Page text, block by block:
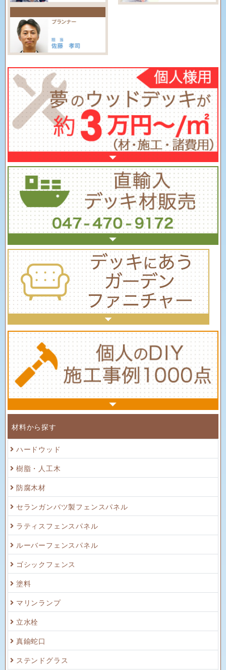
材料から探す
ハードウッド
樹脂・人工木
防腐木材
セランガンバツ製フェンスパネル
ラティスフェンスパネル
ルーバーフェンスパネル
ゴシックフェンス
塗料
マリンランプ
立水栓
真鍮蛇口
ステンドグラス